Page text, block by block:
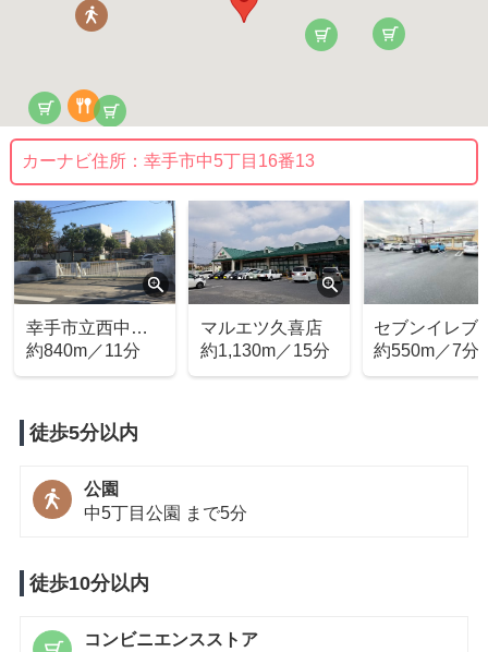
カーナビ住所： 幸手市中5丁目16番13
幸手市立西中学
校
約840m／11分
マルエツ久喜店
約1,130m／15分
セブンイレブ
幸手南3丁目店
約550m／7分
徒歩5分以内
公園
中5丁目公園 まで5分
徒歩10分以内
コンビニエンスストア